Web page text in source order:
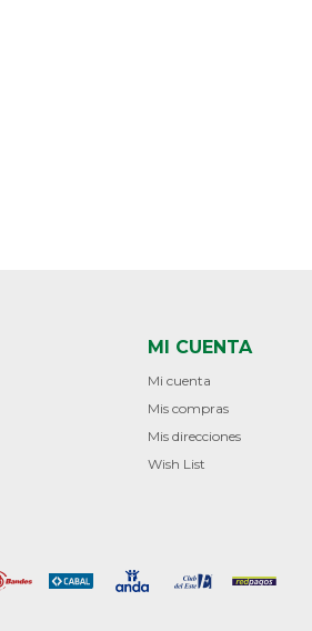
MI CUENTA
Mi cuenta
Mis compras
Mis direcciones
Wish List